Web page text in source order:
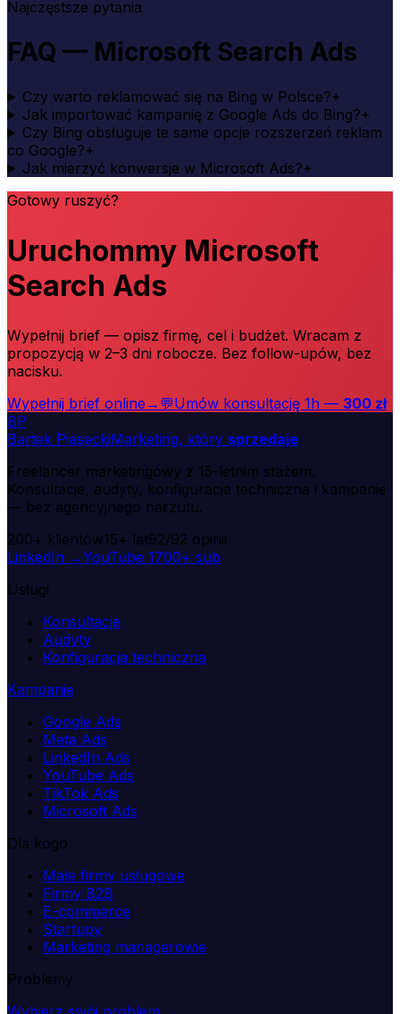
Najczęstsze pytania
FAQ — Microsoft Search Ads
Czy warto reklamować się na Bing w Polsce?+
Jak importować kampanię z Google Ads do Bing?+
Czy Bing obsługuje te same opcje rozszerzeń reklam
co Google?+
Jak mierzyć konwersje w Microsoft Ads?+
Gotowy ruszyć?
Uruchommy Microsoft
Search Ads
Wypełnij brief — opisz firmę, cel i budżet. Wracam z
propozycją w 2–3 dni robocze. Bez follow-upów, bez
nacisku.
Wypełnij brief online → 💬Umów konsultację 1h — 300 zł
BP
Bartek PiaseckiMarketing, który sprzedaje
Freelancer marketingowy z 15-letnim stażem.
Konsultacje, audyty, konfiguracja techniczna i kampanie
— bez agencyjnego narzutu.
200+ klientów15+ lat92/92 opinii
LinkedIn →YouTube 1700+ sub
Usługi
Konsultacje
Audyty
Konfiguracja techniczna
Kampanie
Google Ads
Meta Ads
LinkedIn Ads
YouTube Ads
TikTok Ads
Microsoft Ads
Dla kogo
Małe firmy usługowe
Firmy B2B
E-commerce
Startupy
Marketing managerowie
Problemy